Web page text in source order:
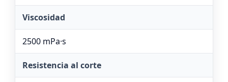
Viscosidad
2500 mPa·s
Resistencia al corte